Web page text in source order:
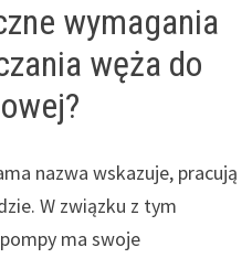
wymagania
węża do
nazwa wskazuje, pracują
W związku z tym
ma swoje